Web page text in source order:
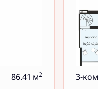
86.41 м2 3-